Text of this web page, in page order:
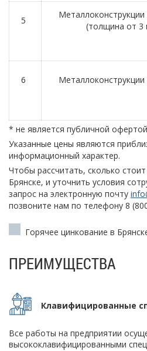
5
Металлоконструкции
(толщина от 3
6 Металлоконструкции
* не является публичной офертой
Указанные цены являются
информационный характер.
Чтобы рассчитать, сколько
Брянске, и уточнить условия
запрос на электронную почту
позвоните нам по телефону 8
Горячее цинкование в
ПРЕИМУЩЕСТВА
Клавифицированные
Все работы на предприятии
высококлавифицированными